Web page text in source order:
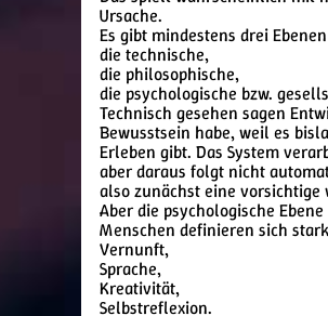
Ursache.
Es gibt mindestens drei
die technische,
die philosophische,
die psychologische bzw.
Technisch gesehen sagen
Bewusstsein habe, weil es
Erleben gibt. Das System
aber daraus folgt nicht
also zunächst eine
Aber die psychologische
Menschen definieren sich
Vernunft,
Sprache,
Kreativität,
Selbstreflexion.